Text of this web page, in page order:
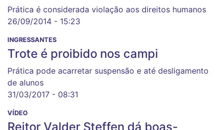
Prática é considerada violação aos direitos humanos
26/09/2014 - 15:23
INGRESSANTES
Trote é proibido nos campi
Prática pode acarretar suspensão e até desligamento
de alunos
31/03/2017 - 08:31
VÍDEO
Reitor Valder Steffen dá boas-